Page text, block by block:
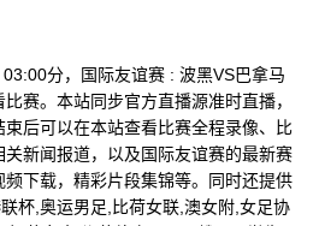
分，国际友谊赛 : 波黑VS巴拿马
赛。本站同步官方直播源准时直播，
后可以在本站查看比赛全程录像、比
新闻报道，以及国际友谊赛的最新赛
下载，精彩片段集锦等。同时还提供
杯,奥运男足,比荷女联,澳女附,女足协